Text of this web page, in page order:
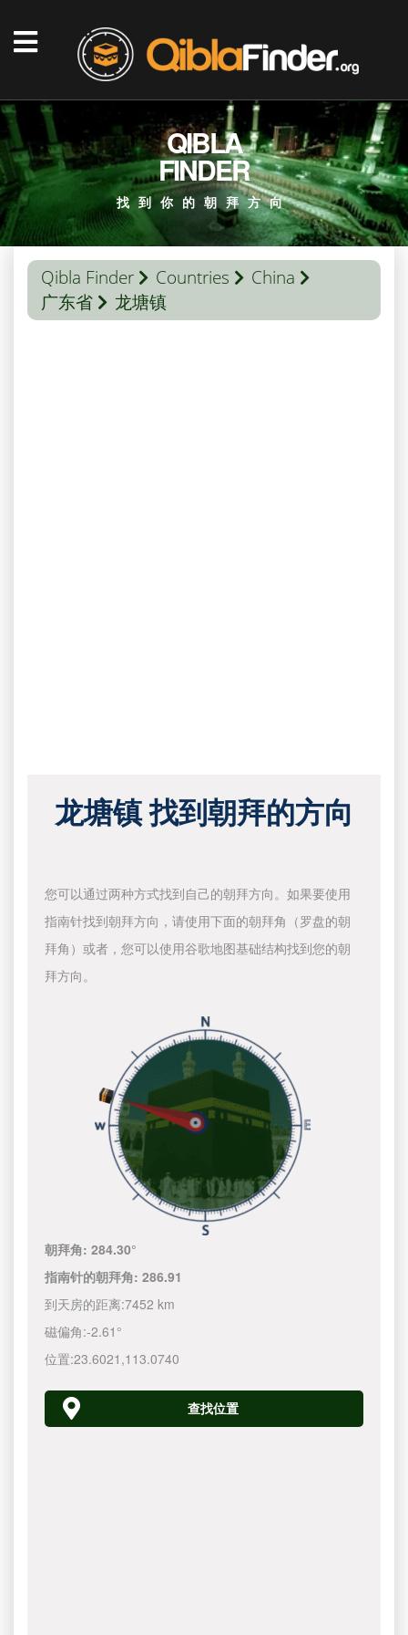
QIBLA
FINDER
找到你的朝拜方向
Qibla Finder Countries
China
广东省
龙塘镇
龙塘镇 找到朝拜的方向
您可以通过两种方式找到自己的朝拜方向。如果要使用
指南针找到朝拜方向，请使用下面的朝拜角（罗盘的朝
拜角）或者，您可以使用谷歌地图基础结构找到您的朝
拜方向。
朝拜角:284.30°
指南针的朝拜角:286.91
到天房的距离:7452 km
磁偏角:-2.61°
位置:23.6021 ,113.0740
查找位置